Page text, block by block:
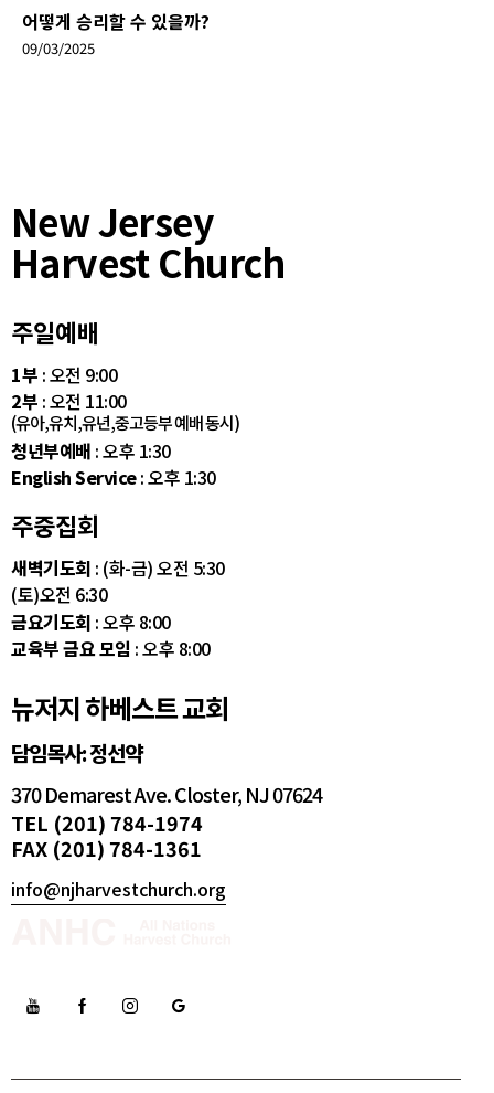
어떻게 승리할 수 있을까?
09/03/2025
New Jersey
Harvest Church
주일예배
1부 : 오전 9:00
2부 : 오전 11:00
(유아,유치,유년,중고등부 예배 동시)
청년부예배 : 오후 1:30
English Service: 오후 1:30
주중집회
새벽기도회 : (화-금) 오전 5:30
(토)오전 6:30
금요기도회 : 오후 8:00
교육부 금요 모임 : 오후 8:00
뉴저지 하베스트 교회
담임목사: 정선약
370 Demarest Ave. Closter, NJ 07624
TEL (201) 784-1974
FAX (201) 784-1361
info@njharvestchurch.org